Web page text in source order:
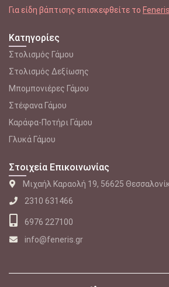
Για είδη βάπτισης επισκεφθείτε το
Κατηγορίες
Στολισμός Γάμου
Στολισμός Δεξίωσης
Μπομπονιέρες Γάμου
Στέφανα Γάμου
Καράφα-Ποτήρι Γάμου
Γλυκά Γάμου
Στοιχεία Επικοινωνίας
Μιχαήλ Καραολή 19, 56625
2310 631466
6976 227100
info@feneris.gr